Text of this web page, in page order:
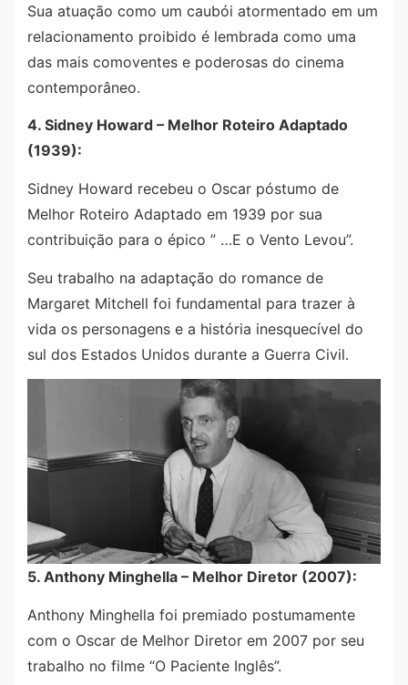
Sua atuação como um caubói atormentado em um
relacionamento proibido é lembrada como uma
das mais comoventes e poderosas do cinema
contemporâneo.
4. Sidney Howard – Melhor Roteiro Adaptado
(1939):
Sidney Howard recebeu o Oscar póstumo de
Melhor Roteiro Adaptado em 1939 por sua
contribuição para o épico ” …E o Vento Levou”.
Seu trabalho na adaptação do romance de
Margaret Mitchell foi fundamental para trazer à
vida os personagens e a história inesquecível do
sul dos Estados Unidos durante a Guerra Civil.
5. Anthony Minghella – Melhor Diretor (2007):
Anthony Minghella foi premiado postumamente
com o Oscar de Melhor Diretor em 2007 por seu
trabalho no filme “O Paciente Inglês”.